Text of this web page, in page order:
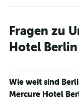
Fragen zu
Hotel
Wie weit sind
Mercure Hotel